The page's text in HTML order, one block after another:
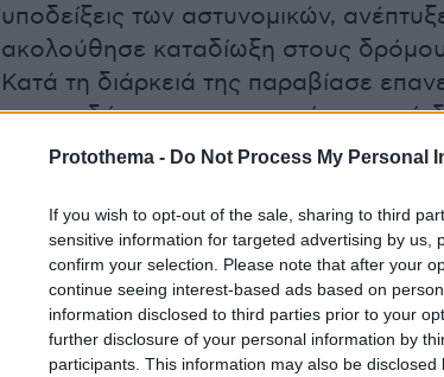
Protothema - Do Not Process My Personal
If you wish to opt-out of the sale, sharing to third
sensitive information for targeted advertising by us,
confirm your selection. Please note that after your
continue seeing interest-based ads based on
information disclosed to third parties prior to your
further disclosure of your personal information by
participants. This information may also be
υποδείξεις των αστυνομικών,
ακολούθησε καταδίωξη στους
Κατά τη διάρκειά της παραβίασε
σηματοδότες, πραγματοποίησε
εμβόλισε μοτοσικλέτα της Ομάδας